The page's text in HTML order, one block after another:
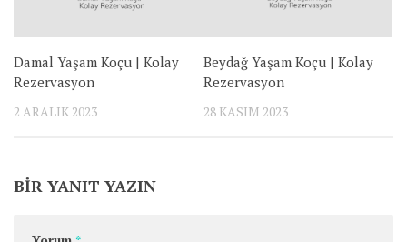
Damal Yaşam Koçu | Kolay
Rezervasyon
2 ARALIK 2023
Beydağ Yaşam Koçu | Kolay
Rezervasyon
28 KASIM 2023
BIR YANIT YAZIN